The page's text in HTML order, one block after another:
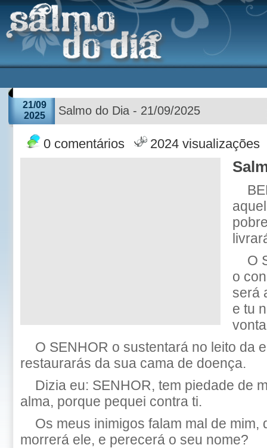
21/09
2025
Salmo do Dia - 21/09/2025
0 comentários 2024 visualizações
O
o
será
e tu
O SENHOR o sustentará no leito da
restaurarás da sua cama de doença.
Dizia eu: SENHOR, tem piedade de
alma, porque pequei contra ti.
Os meus inimigos falam mal de mim,
morrerá ele, e perecerá o seu nome?